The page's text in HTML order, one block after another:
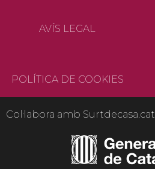
AVÍS LEGAL
POLÍTICA DE COOKIES
Col·labora amb Surtdecasa.cat